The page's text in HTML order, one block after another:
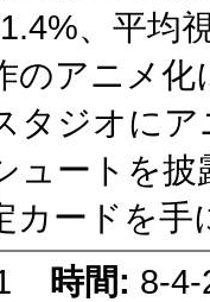
、平均
のアニメ
タジオに
ュートを
カードを手
時間: 8-